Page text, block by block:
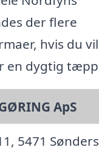
der flere
hvis du
en dygtig
ApS
5471